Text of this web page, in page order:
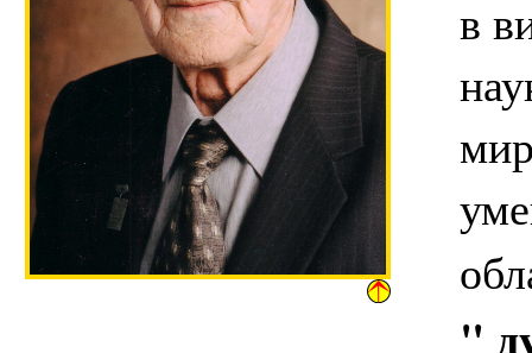
в
"